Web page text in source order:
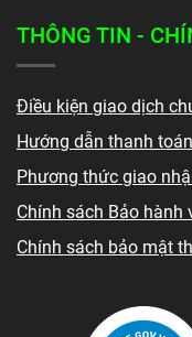
THÔNG TIN -
Điều kiện giao dịch
Hướng dẫn thanh toán
Phương thức giao
Chính sách Bảo
Chính sách bảo mật